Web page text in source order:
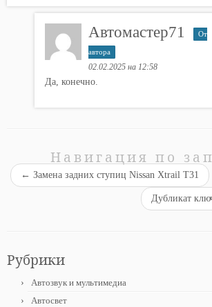
Автомастер71 От
автора
02.02.2025 на 12:58
Да, конечно.
Навигация по
← Замена задних ступиц Nissan Xtrail T31
Дубликат
Рубрики
Автозвук и мультимедиа
Автосвет